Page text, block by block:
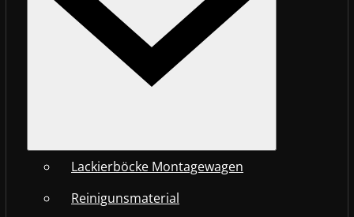
Lackierböcke Montagewagen
Reinigunsmaterial